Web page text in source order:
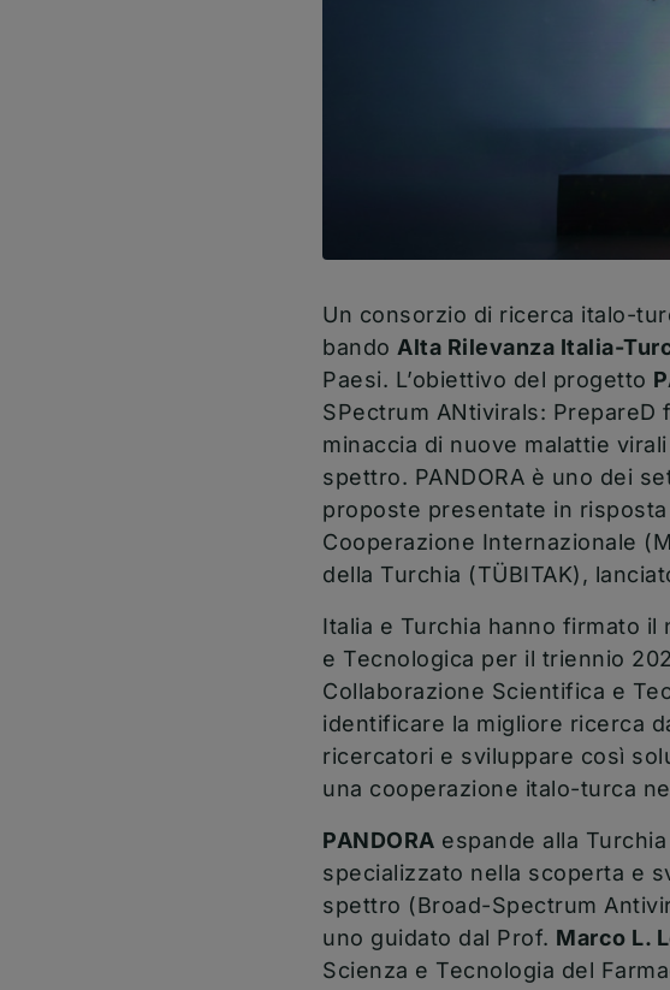
Un consorzio di ricerca italo-
bando Alta Rilevanza Italia-
Paesi. L’obiettivo del progetto
SPectrum ANtivirals: PrepareD
minaccia di nuove malattie
spettro. PANDORA è uno dei
proposte presentate in
Cooperazione Internazionale
della Turchia (TÜBITAK),
Italia e Turchia hanno firmato il
e Tecnologica per il triennio
Collaborazione Scientifica e
identificare la migliore ricerca
ricercatori e sviluppare così
una cooperazione italo-turca
PANDORA espande alla
specializzato nella scoperta e
spettro (Broad-Spectrum
uno guidato dal Prof. Marco L.
Scienza e Tecnologia del